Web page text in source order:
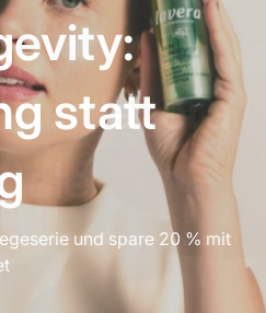
statt
und spare 20 % mit